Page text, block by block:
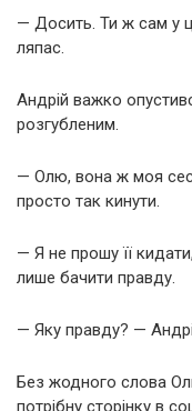
— Досить. Ти ж сам у
ляпас.
Андрій важко
розгубленим.
— Олю, вона ж моя
просто так кинути.
— Я не прошу її
лише бачити правду.
— Яку правду? —
Без жодного слова
потрібну сторінку в